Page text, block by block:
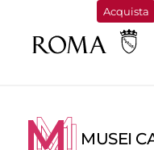
Acquista
MUSEI